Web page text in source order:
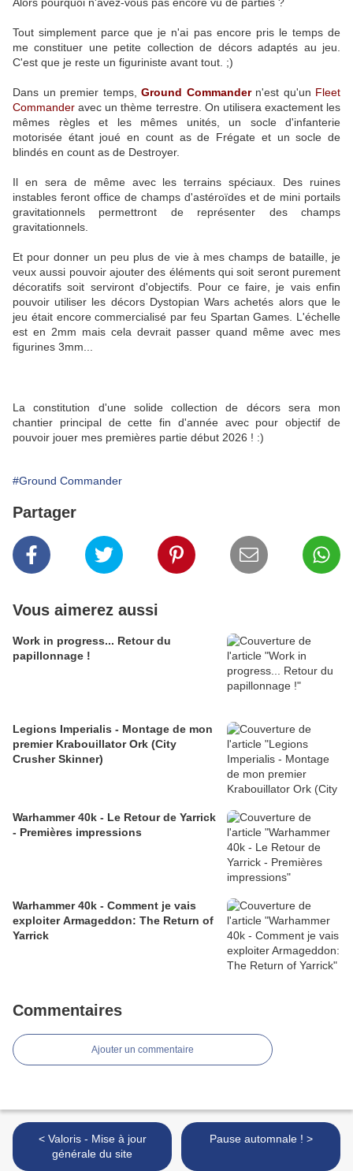
Tout simplement parce que je n'ai pas encore pris le temps de
me constituer une petite collection de décors adaptés au jeu.
C'est que je reste un figuriniste avant tout. ;)
Dans un premier temps, Ground Commandern'est qu'un Fleet
Commander avec un thème terrestre. On utilisera exactement les
mêmes règles et les mêmes unités, un socle d'infanterie
motorisée étant joué en count as de Frégate et un socle de
blindés en count as de Destroyer.
Il en sera de même avec les terrains spéciaux. Des ruines
instables feront office de champs d'astéroïdes et de mini portails
gravitationnels permettront de représenter des champs
gravitationnels.
Et pour donner un peu plus de vie à mes champs de bataille, je
veux aussi pouvoir ajouter des éléments qui soit seront purement
décoratifs soit serviront d'objectifs. Pour ce faire, je vais enfin
pouvoir utiliser les décors Dystopian Wars achetés alors que le
jeu était encore commercialisé par feu Spartan Games. L'échelle
est en 2mm mais cela devrait passer quand même avec mes
figurines 3mm...
La constitution d'une solide collection de décors sera mon
chantier principal de cette fin d'année avec pour objectif de
pouvoir jouer mes premières partie début 2026 ! :)
#Ground Commander
Partager
Vous aimerez aussi
Work in progress... Retour du
papillonnage !
Legions Imperialis - Montage de mon
premier Krabouillator Ork (City
Crusher Skinner)
Warhammer 40k - Le Retour de Yarrick
- Premières impressions
Warhammer 40k - Comment je vais
exploiter Armageddon: The Return of
Yarrick
Commentaires
Ajouter un commentaire
< Valoris - Mise à jour
générale du site
Pause automnale ! >